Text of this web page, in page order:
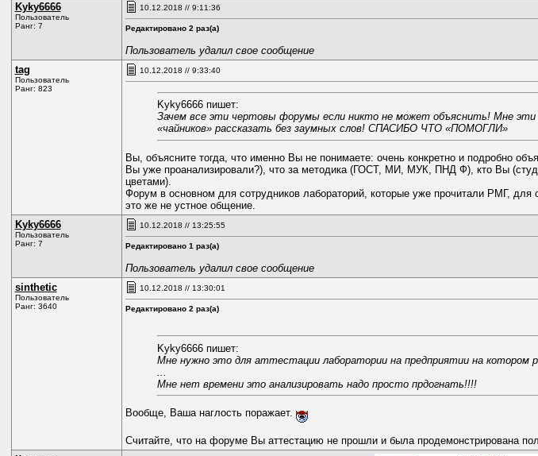
Kyky6666
Пользователь
Ранг: 7
10.12.2018 // 9:11:36
Редактировано 2 раз(а)
Пользователь удалил свое сообщение
tag
Пользователь
Ранг: 823
10.12.2018 // 9:33:40
Kyky6666 пишет:
Зачем все эти чертовы форумы если никто не может объяснить! Мне
«чайников» рассказать без заумных слов! СПАСИБО ЧТО «ПОМОГЛИ»
Вы, объясните тогда, что именно Вы не понимаете: очень конкретно и подробно
Вы уже проанализировали?), что за методика (ГОСТ, МИ, МУК, ПНД Ф), кто Вы
цветами).
Форум в основном для сотрудников лабораторий, которые уже прочитали РМГ, для
это же не устное общение.
Kyky6666
Пользователь
Ранг: 7
10.12.2018 // 13:25:55
Редактировано 1 раз(а)
Пользователь удалил свое сообщение
sinthetic
Пользователь
Ранг: 3640
10.12.2018 // 13:30:01
Редактировано 2 раз(а)
Kyky6666 пишет:
Мне нужно это для аттестации лаборатории на предприятии на котором
Мне нет времени это анализировать надо просто прдогнать!!!!
Вообще, Ваша наглость поражает.
Считайте, что на форуме Вы аттестацию не прошли и была продемонстрирована